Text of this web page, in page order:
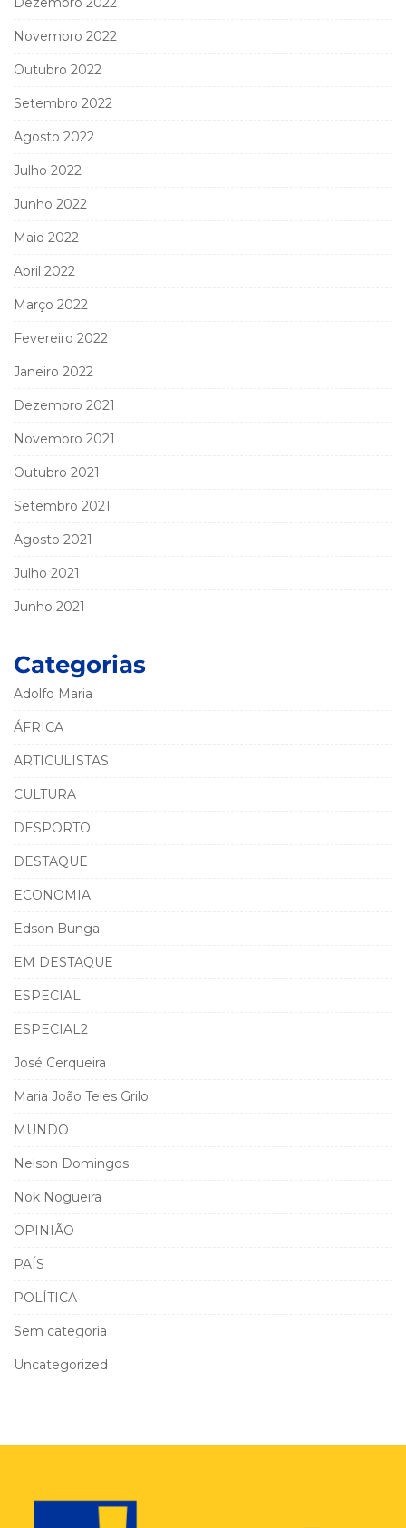
Novembro 2022
Outubro 2022
Setembro 2022
Agosto 2022
Julho 2022
Junho 2022
Maio 2022
Abril 2022
Março 2022
Fevereiro 2022
Janeiro 2022
Dezembro 2021
Novembro 2021
Outubro 2021
Setembro 2021
Agosto 2021
Julho 2021
Junho 2021
Categorias
Adolfo Maria
ÁFRICA
ARTICULISTAS
CULTURA
DESPORTO
DESTAQUE
ECONOMIA
Edson Bunga
EM DESTAQUE
ESPECIAL
ESPECIAL2
José Cerqueira
Maria João Teles Grilo
MUNDO
Nelson Domingos
Nok Nogueira
OPINIÃO
PAÍS
POLÍTICA
Sem categoria
Uncategorized